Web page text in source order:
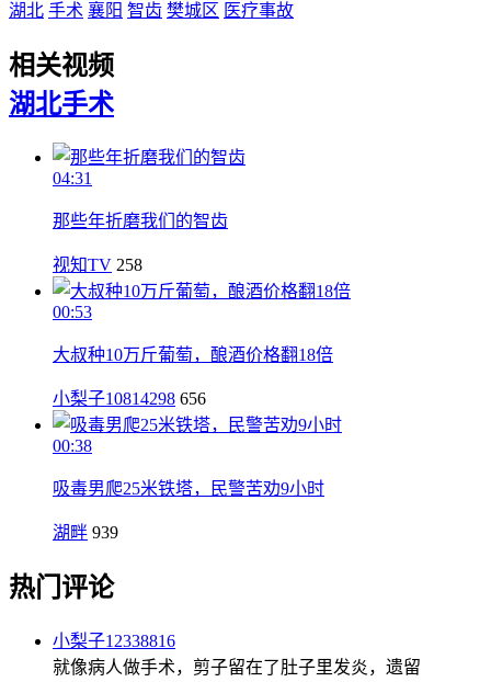
湖北 手术 襄阳 智齿 樊城区 医疗事故
相关视频
湖北手术
04:31
那些年折磨我们的智齿
视知TV 258
00:53
大叔种10万斤葡萄，酿酒价格翻18倍
小梨子10814298 656
00:38
吸毒男爬25米铁塔，民警苦劝9小时
湖畔 939
热门评论
小梨子12338816
就像病人做手术，剪子留在了肚子里发炎，遗留